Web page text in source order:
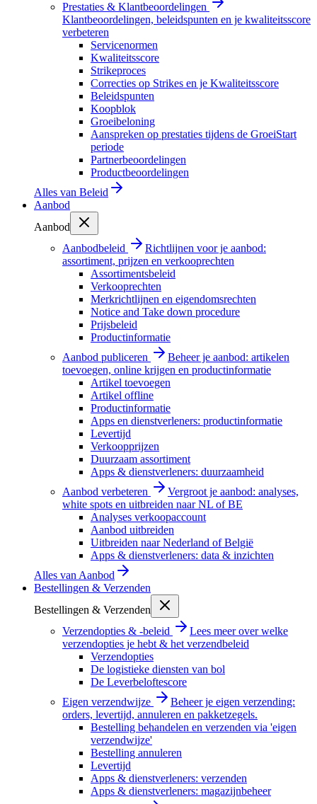
Prestaties & Klantbeoordelingen
Klantbeoordelingen, beleidspunten en je kwaliteitsscore
verbeteren
Servicenormen
Kwaliteitsscore
Strikeproces
Correcties op Strikes en je Kwaliteitsscore
Beleidspunten
Koopblok
Groeibeloning
Aanspreken op prestaties tijdens de GroeiStart
periode
Partnerbeoordelingen
Productbeoordelingen
Alles van Beleid
Aanbod
Aanbod
Aanbodbeleid
Richtlijnen voor je aanbod:
assortiment, prijzen en verkooprechten
Assortimentsbeleid
Verkooprechten
Merkrichtlijnen en eigendomsrechten
Notice and Take down procedure
Prijsbeleid
Productinformatie
Aanbod publiceren
Beheer je aanbod: artikelen
toevoegen, online krijgen en productinformatie
Artikel toevoegen
Artikel offline
Productinformatie
Apps en dienstverleners: productinformatie
Levertijd
Verkoopprijzen
Duurzaam assortiment
Apps & dienstverleners: duurzaamheid
Aanbod verbeteren
Vergroot je aanbod: analyses,
white spots en uitbreiden naar NL of BE
Analyses verkoopaccount
Aanbod uitbreiden
Uitbreiden naar Nederland of België
Apps & dienstverleners: data & inzichten
Alles van Aanbod
Bestellingen & Verzenden
Bestellingen & Verzenden
Verzendopties & -beleid
Lees meer over welke
verzendopties je hebt & het verzendbeleid
Verzendopties
De logistieke diensten van bol
De Leverbeloftescore
Eigen verzendwijze
Beheer je eigen verzending:
orders, levertijd, annuleren en pakketzegels.
Bestelling behandelen en verzenden via 'eigen
verzendwijze'
Bestelling annuleren
Levertijd
Apps & dienstverleners: verzenden
Apps & dienstverleners: magazijnbeheer